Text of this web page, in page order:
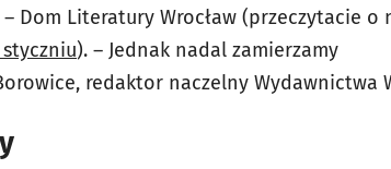
Dom Literatury Wrocław (przeczytacie o
). – Jednak nadal zamierzamy
redaktor naczelny Wydawnictwa